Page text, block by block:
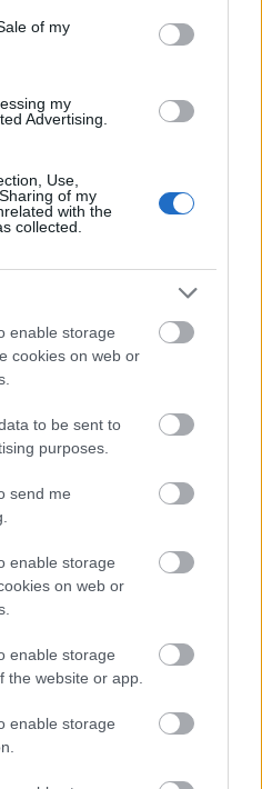
of my
my
Advertising.
Use,
of my
with the
collected.
enable storage
cookies on web or
to be sent to
purposes.
send me
enable storage
on web or
enable storage
the website or app.
enable storage
és a technológiát is
formavilága és
elemek 200x350 méter
összekapcsolhatóak
biztosítják a közlekedést.
és tenyésztésen van,
hogy kutató vagy akár
hogy az
is tudják. A
szint közötti
növénytermesztésből
használják fel,
élelmiszert pedig a
kész állapotba